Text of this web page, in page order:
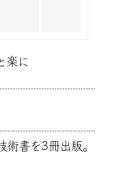
楽に
書を3冊出版。